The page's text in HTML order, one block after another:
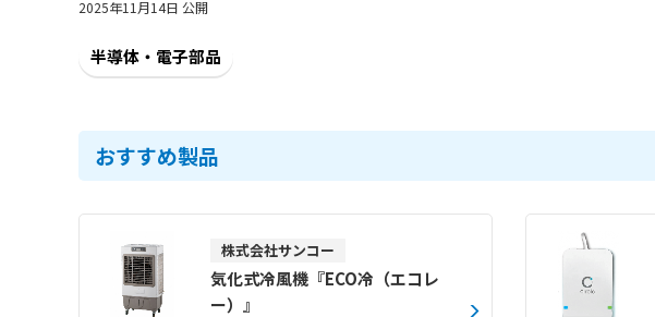
2025年11月14日 公開
半導体・電子部品
おすすめ製品
株式会社サンコー
気化式冷風機『ECO冷（エコレ
ー）』